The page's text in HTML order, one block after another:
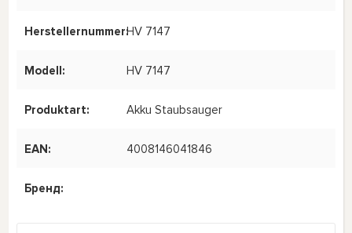
Herstellernummer:HV 7147
Modell: HV 7147
Produktart: Akku Staubsauger
EAN: 4008146041846
Бренд: